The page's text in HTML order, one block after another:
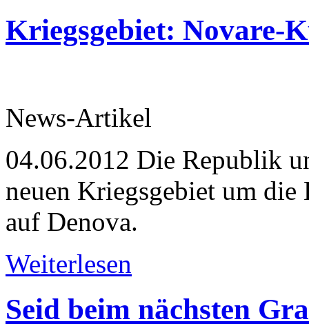
Kriegsgebiet: Novare-
News-Artikel
04.06.2012 Die Republik
neuen Kriegsgebiet um
auf Denova.
Weiterlesen
Seid beim nächsten